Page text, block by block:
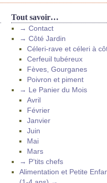
Tout savoir…
→ Contact
→ Côté Jardin
Céleri-rave et céleri à
Cerfeuil tubéreux
Fèves, Gourganes
Poivron et piment
→ Le Panier du Mois
Avril
Février
Janvier
Juin
Mai
Mars
→ P’tits chefs
Alimentation et Petite